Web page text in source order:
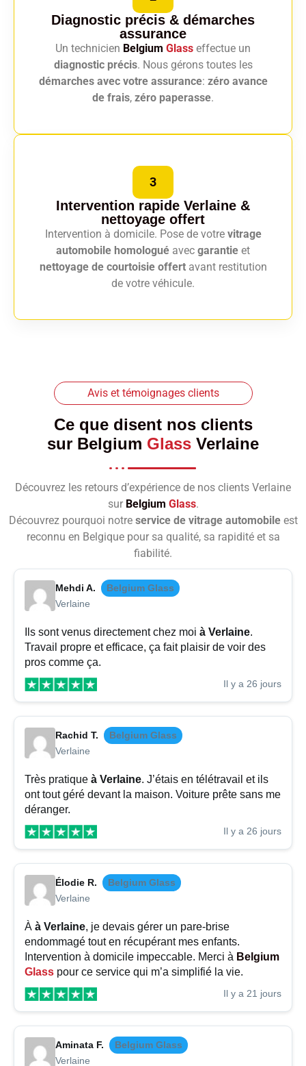
Diagnostic précis & démarches
assurance
Un technicien Belgium Glass effectue un
diagnostic précis. Nous gérons toutes les
démarches avec votre assurance: zéro avance
de frais, zéro paperasse.
3
Intervention rapide Verlaine &
nettoyage offert
Intervention à domicile. Pose de votre vitrage
automobile homologué avec garantie et
nettoyage de courtoisie offertavant restitution
de votre véhicule.
Avis et témoignages clients
Ce que disent nos clients
sur Belgium Glass Verlaine
Découvrez les retours d’expérience de nos clients Verlaine
sur Belgium Glass.
Découvrez pourquoi notre service de vitrage automobileest
reconnu en Belgique pour sa qualité, sa rapidité et sa
fiabilité.
Mehdi A.
Belgium Glass
Verlaine
Ils sont venus directement chez moi à Verlaine.
Travail propre et efficace, ça fait plaisir de voir des
pros comme ça.
Il y a 26 jours
Rachid T.
Belgium Glass
Verlaine
Très pratique à Verlaine. J’étais en télétravail et ils
ont tout géré devant la maison. Voiture prête sans me
déranger.
Il y a 26 jours
Élodie R.
Belgium Glass
Verlaine
À à Verlaine, je devais gérer un pare-brise
endommagé tout en récupérant mes enfants.
Intervention à domicile impeccable. Merci à Belgium
Glass pour ce service qui m’a simplifié la vie.
Il y a 21 jours
Aminata F.
Belgium Glass
Verlaine